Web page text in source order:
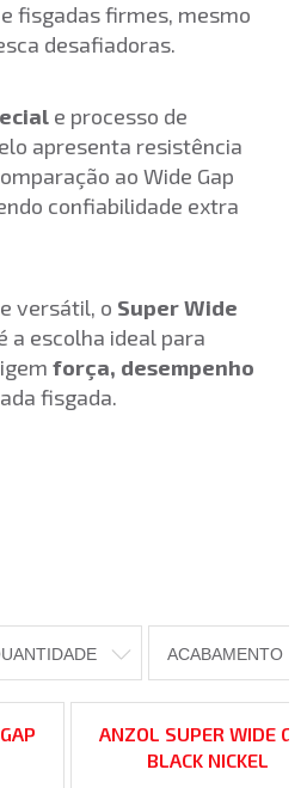
fisgadas firmes, mesmo
desafiadoras.
e processo de
apresenta resistência
ao Wide Gap
confiabilidade extra
versátil, o Super Wide
a escolha ideal para
força, desempenho
fisgada.
ACABAMENTO
ANZOL SUPER WIDE
BLACK NICKEL